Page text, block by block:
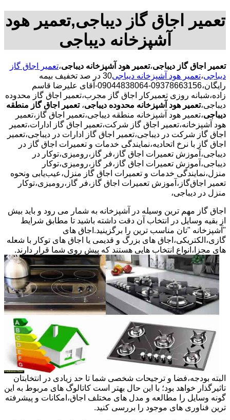
تعمیر اجاق گاز دیباجی,تعمیر هود
آشپزخانه دیباجی
تعمیر اجاق گاز دیباجی،تعمیر هود آشپزخانه دیباجی،تعمیر اجاق گاز
دیباجی،تعمیر هود آشپزخانه دیباجی
30 در صد تخفیف بیمه
رایگان،09378663156-09044838064-آقای علیرضا قاسم
زاده،شبانه روزی تعمیرکار اجاق گاز مجرب،تعمیر اجاق گاز محدوده
دیباجی،تعمیر هود آشپزخانه محدوده دیباجی، تعمیر اجاق گاز منطقه
دیباجی،تعمیر هود آشپزخانه منطقه دیباجی،تعمیر اجاق گاز،تعمیر
هود آشپزخانه،تعمیر اجاق گاز شرکت،تعمیر اجاق گاز ادارات،تعمیر
اجاق گاز شرکت در دیباجی،تعمیر اجاق گاز ادارات در دیباجی،تعمیر
اجاق گاز با نرخ اتحادیه،نمایندگی خدمات و تعمیرات اجاق گاز در
دیباجی،آموزش تعمیرات اجاق گاز،فر گاز،رومیزی،توکار در
دیباجی،آموزش تعمیرات اجاق گاز،فر گاز،رومیزی،توکار
منزل،نمایندگی خدمات و تعمیرات اجاق گاز منزل،عیب‌یابی ونحوه
تعمیر اجاق‌گاز،آموزش تعمیرات اجاق گاز،فر گاز،رومیزی،توکار
منزل در دیباجی،
اجاق گاز مهم ترین وسیله در آشپزخانه به شمار می رود و باید بیش
از بقیه وسایل در انتخاب آن دقت داشته باشید تا مطابق شرایط
"آشپزخانه "تان مناسب ترین را برگزینید.اجاق های
گازی،الکتریکی،اجاق های بزرگ و قدیمی یا اجاق های توکار با شعله
های مجزا،انواع انتخاب هایی هستند که پیش روی شما قرار دارند.
البته بودجه،فضا و ترجیحات شخصی شما تا حد زیادی در انتخابتان
تاثیرگذار خواهد بود؛ با این حال بهتر است کاتالوگ های مربوط به این
گونه وسایل را مطالعه و مدل های مختلف اجاق،امکانات و پیشرفته
ترین فناوری های موجود را بررسی کنید.